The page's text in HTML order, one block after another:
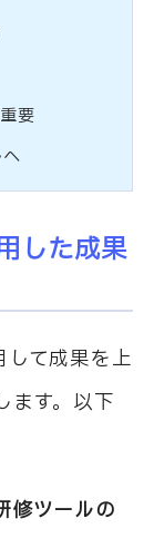
要
した成果
して成果を上
ます。以下
修ツールの